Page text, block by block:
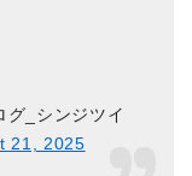
_シンジツイ
21, 2025